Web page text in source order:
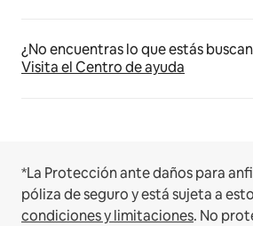
¿No encuentras lo que estás
Visita el Centro de ayuda
*La Protección ante daños para
póliza de seguro y está sujeta a
condiciones y limitaciones. No